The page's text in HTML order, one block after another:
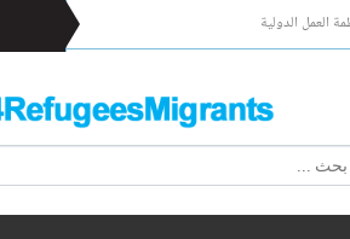
العمل الدولية